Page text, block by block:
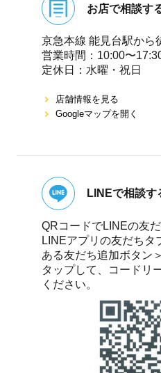
お店で相談す
京急本線 能⾒台駅から
営業時間：10:00〜
定休⽇：⽔曜・祝⽇
店舗情報を⾒る
Googleマップを開く
LINEで相談す
QRコードでLINEの友
LINEアプリの友だちタ
ある友だち追加ボタン
タップして、コードリ
ください。